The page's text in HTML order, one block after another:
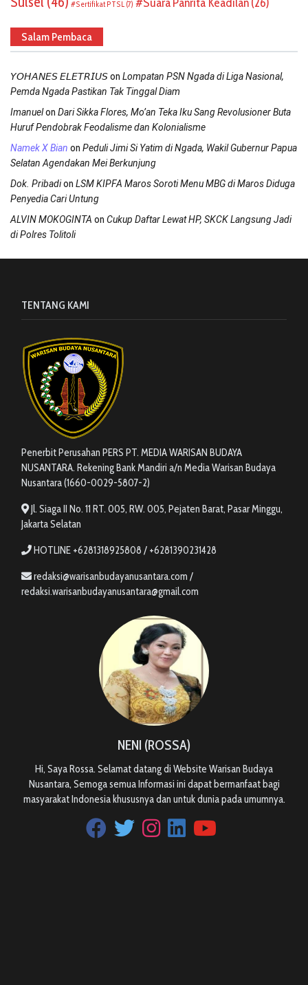
Sertifikat PTSL (7)
Salam Pembaca
𝘠𝘖𝘏𝘈𝘕𝘌𝘚 𝘌𝘓𝘌𝘛𝘙𝘐𝘜𝘚on Lompatan PSN Ngada di Liga Nasional,
Pemda Ngada Pastikan Tak Tinggal Diam
Imanuelon Dari Sikka Flores, Mo’an Teka Iku Sang Revolusioner Buta
Huruf Pendobrak Feodalisme dan Kolonialisme
Namek X Bian on Peduli Jimi Si Yatim di Ngada, Wakil Gubernur Papua
Selatan Agendakan Mei Berkunjung
Dok. Pribadion LSM KIPFA Maros Soroti Menu MBG di Maros Diduga
Penyedia Cari Untung
ALVIN MOKOGINTA on Cukup Daftar Lewat HP, SKCK Langsung Jadi
di Polres Tolitoli
TENTANG KAMI
Penerbit Perusahan PERS PT. MEDIA WARISAN BUDAYA
NUSANTARA. Rekening Bank Mandiri a/n Media Warisan Budaya
Nusantara (1660-0029-5807-2)
Jl. Siaga II No. 11 RT. 005, RW. 005, Pejaten Barat, Pasar Minggu,
Jakarta Selatan
HOTLINE +6281318925808 / +6281390231428
redaksi@warisanbudayanusantara.com /
redaksi.warisanbudayanusantara@gmail.com
NENI (ROSSA)
Hi, Saya Rossa. Selamat datang di Website Warisan Budaya
Nusantara, Semoga semua Informasi ini dapat bermanfaat bagi
masyarakat Indonesia khususnya dan untuk dunia pada umumnya.